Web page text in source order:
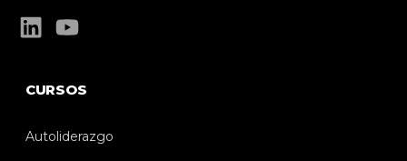
CURSOS
Autoliderazgo